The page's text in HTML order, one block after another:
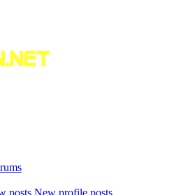
posts New profile posts